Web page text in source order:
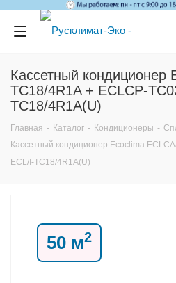
Кассетный кондиционер
TC18/4R1A + ECLCP-
TC18/4R1A(U)
Главная - Каталог - Кондиционеры -
Кассетный кондиционер Ecoclima
ECL/I-TC18/4R1A(U)
50 м2